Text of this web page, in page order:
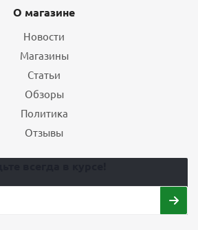
О магазине
Новости
Магазины
Статьи
Обзоры
Политика
Отзывы